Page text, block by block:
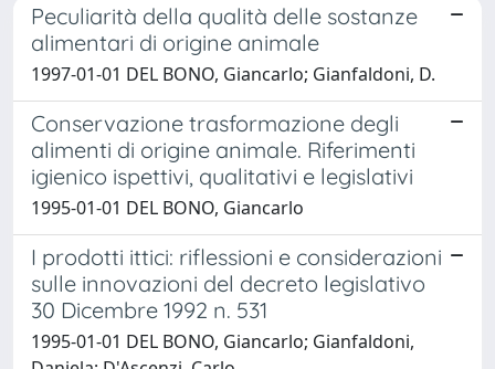
Peculiarità della qualità delle sostanze
alimentari di origine animale
1997-01-01 DEL BONO, Giancarlo; Gianfaldoni, D.
Conservazione trasformazione degli
alimenti di origine animale. Riferimenti
igienico ispettivi, qualitativi e legislativi
1995-01-01 DEL BONO, Giancarlo
I prodotti ittici: riflessioni e considerazioni
sulle innovazioni del decreto legislativo
30 Dicembre 1992 n. 531
1995-01-01 DEL BONO, Giancarlo; Gianfaldoni,